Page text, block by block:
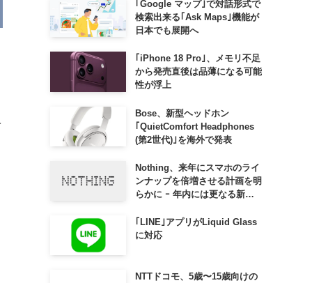
｢Google マップ｣で対話形式で
検索出来る｢Ask Maps｣機能が
日本でも展開へ
｢iPhone 18 Pro｣、メモリ不足
から発売直後は品薄になる可能
性が浮上
Bose、新型ヘッドホン
｢QuietComfort Headphones
(第2世代)｣を海外で発表
Nothing、来年にスマホのライ
ンナップを倍増させる計画を明
らかに ｰ 年内には更なる新製
｢LINE｣アプリがLiquid Glass
に対応
NTTドコモ、5歳〜15歳向けの